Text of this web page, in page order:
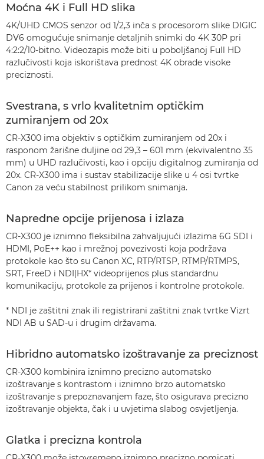
Moćna 4K i Full HD slika
4K/UHD CMOS senzor od 1/2,3 inča s procesorom slike DIGIC
DV6 omogućuje snimanje detaljnih snimki do 4K 30P pri
4:2:2/10-bitno. Videozapis može biti u poboljšanoj Full HD
razlučivosti koja iskorištava prednost 4K obrade visoke
preciznosti.
Svestrana, s vrlo kvalitetnim optičkim
zumiranjem od 20x
CR-X300 ima objektiv s optičkim zumiranjem od 20x i
rasponom žarišne duljine od 29,3 – 601 mm (ekvivalentno 35
mm) u UHD razlučivosti, kao i opciju digitalnog zumiranja od
20x. CR-X300 ima i sustav stabilizacije slike u 4 osi tvrtke
Canon za veću stabilnost prilikom snimanja.
Napredne opcije prijenosa i izlaza
CR-X300 je iznimno fleksibilna zahvaljujući izlazima 6G SDI i
HDMI, PoE++ kao i mrežnoj povezivosti koja podržava
protokole kao što su Canon XC, RTP/RTSP, RTMP/RTMPS,
SRT, FreeD i NDI|HX* videoprijenos plus standardnu
komunikaciju, protokole za prijenos i kontrolne protokole.
* NDI je zaštitni znak ili registrirani zaštitni znak tvrtke Vizrt
NDI AB u SAD-u i drugim državama.
Hibridno automatsko izoštravanje za preciznost
CR-X300 kombinira iznimno precizno automatsko
izoštravanje s kontrastom i iznimno brzo automatsko
izoštravanje s prepoznavanjem faze, što osigurava precizno
izoštravanje objekta, čak i u uvjetima slabog osvjetljenja.
Glatka i precizna kontrola